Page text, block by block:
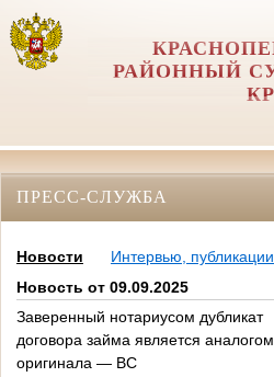
РАЙОННЫЙ
ПРЕСС-СЛУЖБА
Новости
Интервью,
Новость от 09.09.2025
Заверенный нотариусом дубликат
договора займа является аналогом
оригинала — ВС